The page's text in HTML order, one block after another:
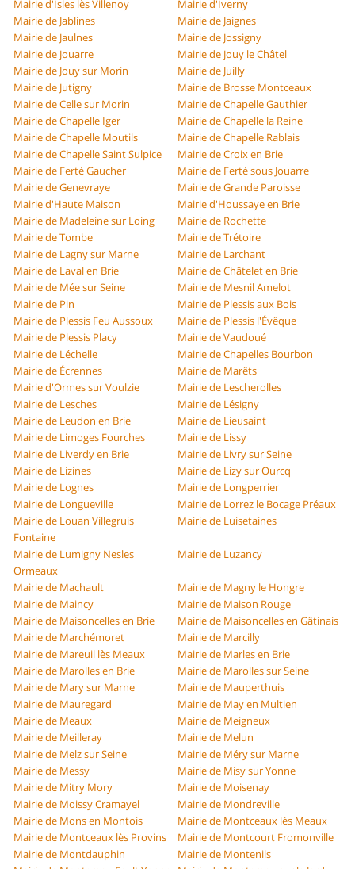
Mairie d'Isles lès Villenoy
Mairie d'Iverny
Mairie de Jablines
Mairie de Jaignes
Mairie de Jaulnes
Mairie de Jossigny
Mairie de Jouarre
Mairie de Jouy le Châtel
Mairie de Jouy sur Morin
Mairie de Juilly
Mairie de Jutigny
Mairie de Brosse Montceaux
Mairie de Celle sur Morin
Mairie de Chapelle Gauthier
Mairie de Chapelle Iger
Mairie de Chapelle la Reine
Mairie de Chapelle Moutils
Mairie de Chapelle Rablais
Mairie de Chapelle Saint Sulpice
Mairie de Croix en Brie
Mairie de Ferté Gaucher
Mairie de Ferté sous Jouarre
Mairie de Genevraye
Mairie de Grande Paroisse
Mairie d'Haute Maison
Mairie d'Houssaye en Brie
Mairie de Madeleine sur Loing
Mairie de Rochette
Mairie de Tombe
Mairie de Trétoire
Mairie de Lagny sur Marne
Mairie de Larchant
Mairie de Laval en Brie
Mairie de Châtelet en Brie
Mairie de Mée sur Seine
Mairie de Mesnil Amelot
Mairie de Pin
Mairie de Plessis aux Bois
Mairie de Plessis Feu Aussoux
Mairie de Plessis l'Évêque
Mairie de Plessis Placy
Mairie de Vaudoué
Mairie de Léchelle
Mairie de Chapelles Bourbon
Mairie de Écrennes
Mairie de Marêts
Mairie d'Ormes sur Voulzie
Mairie de Lescherolles
Mairie de Lesches
Mairie de Lésigny
Mairie de Leudon en Brie
Mairie de Lieusaint
Mairie de Limoges Fourches
Mairie de Lissy
Mairie de Liverdy en Brie
Mairie de Livry sur Seine
Mairie de Lizines
Mairie de Lizy sur Ourcq
Mairie de Lognes
Mairie de Longperrier
Mairie de Longueville
Mairie de Lorrez le Bocage Préaux
Mairie de Louan Villegruis
Fontaine
Mairie de Luisetaines
Mairie de Lumigny Nesles
Ormeaux
Mairie de Luzancy
Mairie de Machault
Mairie de Magny le Hongre
Mairie de Maincy
Mairie de Maison Rouge
Mairie de Maisoncelles en Brie
Mairie de Maisoncelles en Gâtinais
Mairie de Marchémoret
Mairie de Marcilly
Mairie de Mareuil lès Meaux
Mairie de Marles en Brie
Mairie de Marolles en Brie
Mairie de Marolles sur Seine
Mairie de Mary sur Marne
Mairie de Mauperthuis
Mairie de Mauregard
Mairie de May en Multien
Mairie de Meaux
Mairie de Meigneux
Mairie de Meilleray
Mairie de Melun
Mairie de Melz sur Seine
Mairie de Méry sur Marne
Mairie de Messy
Mairie de Misy sur Yonne
Mairie de Mitry Mory
Mairie de Moisenay
Mairie de Moissy Cramayel
Mairie de Mondreville
Mairie de Mons en Montois
Mairie de Montceaux lès Meaux
Mairie de Montceaux lès Provins
Mairie de Montcourt Fromonville
Mairie de Montdauphin
Mairie de Montenils